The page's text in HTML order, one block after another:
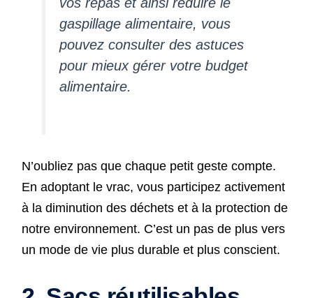
gaspillage alimentaire, vous
pouvez consulter des astuces
pour mieux gérer votre budget
alimentaire.
N’oubliez pas que chaque petit geste compte.
En adoptant le vrac, vous participez activement
à la diminution des déchets et à la protection de
notre environnement. C’est un pas de plus vers
un mode de vie plus durable et plus conscient.